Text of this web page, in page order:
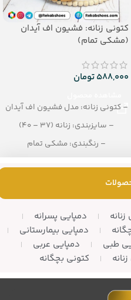
کتونی زنانه: فشیون اف آیدان
(مشکی تمام)
588,000تومان
– کتونی زنانه: مدل فشیون اف آیدان
– سایزبندی: زنانه (37 – 40)
– رنگبندی: مشکی تمام
دمپایی پسرانه
دمپایی بیمارستانی
طبی
دمپایی عربی
کتونی بچگانه